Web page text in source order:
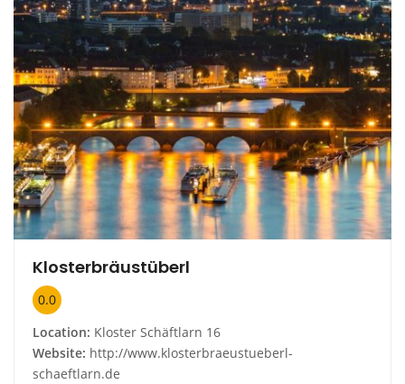
Klosterbräustüberl
0.0
Location: Kloster Schäftlarn 16
Website: http://www.klosterbraeustueberl-
schaeftlarn.de